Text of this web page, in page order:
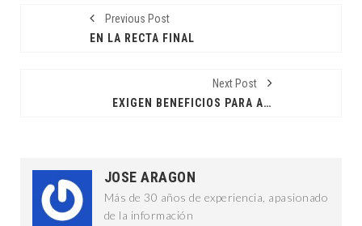
Previous Post
EN LA RECTA FINAL
Next Post
EXIGEN BENEFICIOS PARA ALARIFES
JOSE ARAGON
Más de 30 años de experiencia, apasionado
de la información